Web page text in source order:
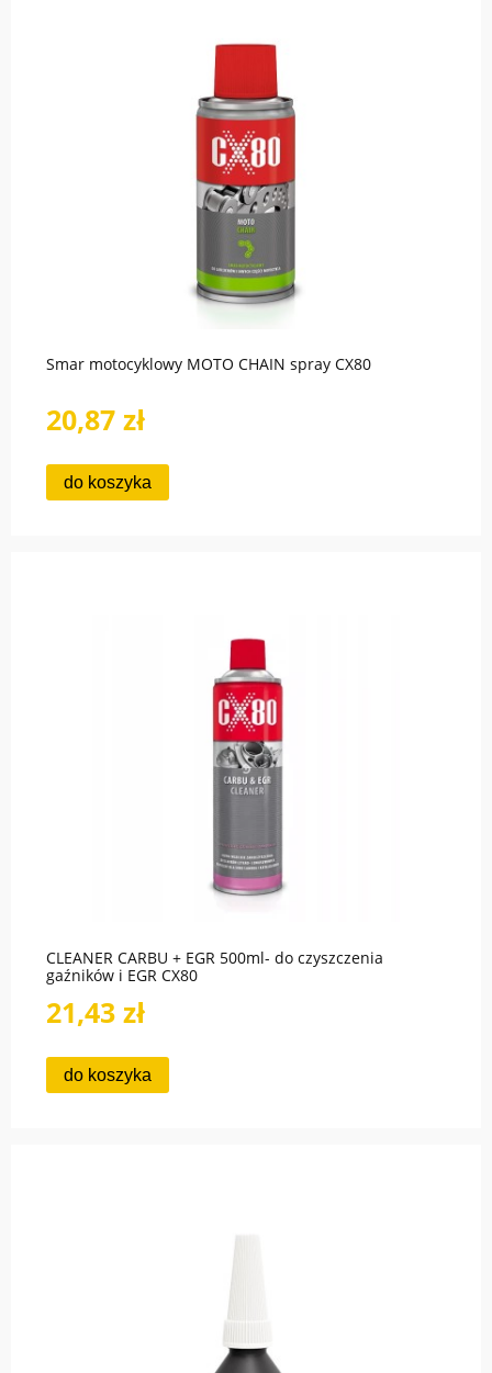
Smar motocyklowy MOTO CHAIN spray CX80
20,87 zł
do koszyka
CLEANER CARBU + EGR 500ml- do czyszczenia
gaźników i EGR CX80
21,43 zł
do koszyka